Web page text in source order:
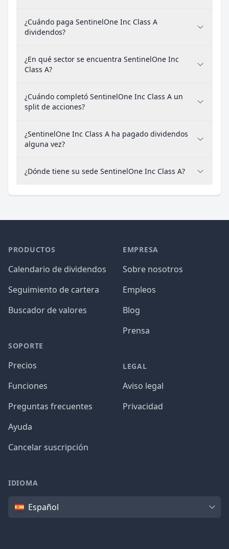
¿Cuándo paga SentinelOne Inc Class A
dividendos?
¿En qué sector se encuentra SentinelOne Inc
Class A?
¿Cuándo completó SentinelOne Inc Class A un
split de acciones?
¿SentinelOne Inc Class A ha pagado dividendos
alguna vez?
¿Dónde tiene su sede SentinelOne Inc Class A?
PRODUCTOS
Calendario de dividendos
Seguimiento de cartera
Buscador de valores
SOPORTE
Precios
Funciones
Preguntas frecuentes
Ayuda
Cancelar suscripción
EMPRESA
Sobre nosotros
Empleos
Blog
Prensa
LEGAL
Aviso legal
Privacidad
IDIOMA
IdiomaEspañol